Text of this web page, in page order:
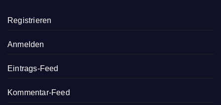
Registrieren
Anmelden
Eintrags-Feed
Kommentar-Feed